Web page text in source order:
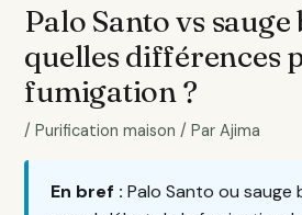
Palo Santo vs sauge
quelles différences
fumigation ?
/Purification maison / ParAjima
En bref : Palo Santo ou sauge